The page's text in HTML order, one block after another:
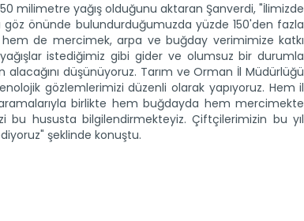
milimetre yağış olduğunu aktaran Şanverdi, "İlimizde
önünde bulundurduğumuzda yüzde 150'den fazla
hem de mercimek, arpa ve buğday verimimize katkı
istediğimiz gibi gider ve olumsuz bir durumla
düşünüyoruz. Tarım ve Orman İl Müdürlüğü
gözlemlerimizi düzenli olarak yapıyoruz. Hem il
birlikte hem buğdayda hem mercimekte
hususta bilgilendirmekteyiz. Çiftçilerimizin bu yıl
şeklinde konuştu.